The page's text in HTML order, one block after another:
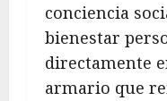
conciencia
bienestar
directamente
armario que